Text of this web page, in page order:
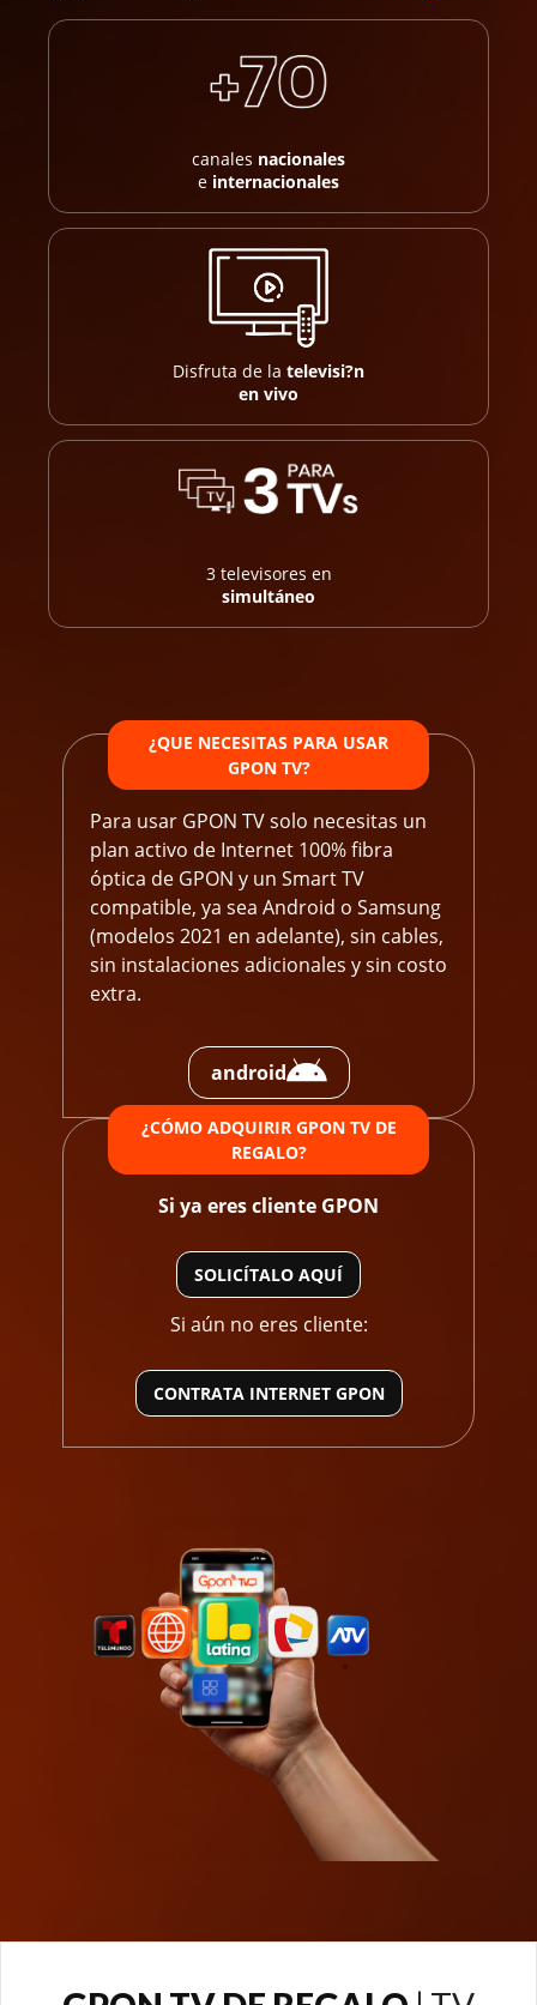
canales nacionales
e internacionales
Disfruta de la televisi?n
en vivo
3 televisores en
simultáneo
¿QUE NECESITAS PARA USAR
GPON TV?
Para usar GPON TV solo necesitas un
plan activo de Internet 100% fibra
óptica de GPON y un Smart TV
compatible, ya sea Android o Samsung
(modelos 2021 en adelante), sin cables,
sin instalaciones adicionales y sin costo
extra.
android
¿CÓMO ADQUIRIR GPON TV DE
REGALO?
Si ya eres cliente GPON
SOLICÍTALO AQUÍ
Si aún no eres cliente:
CONTRATA INTERNET GPON